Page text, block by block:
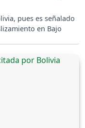
pues es señalado
en Bajo